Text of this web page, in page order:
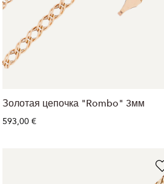
Золотая цепочка "Rombo" 3мм
593,00 €